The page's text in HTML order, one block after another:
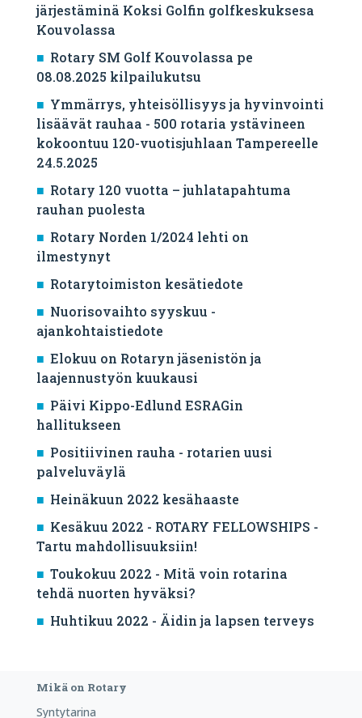
järjestäminä Koksi Golfin golfkeskuksesa
Kouvolassa
Rotary SM Golf Kouvolassa pe
08.08.2025 kilpailukutsu
Ymmärrys, yhteisöllisyys ja hyvinvointi
lisäävät rauhaa - 500 rotaria ystävineen
kokoontuu 120-vuotisjuhlaan Tampereelle
24.5.2025
Rotary 120 vuotta – juhlatapahtuma
rauhan puolesta
Rotary Norden 1/2024 lehti on
ilmestynyt
Rotarytoimiston kesätiedote
Nuorisovaihto syyskuu -
ajankohtaistiedote
Elokuu on Rotaryn jäsenistön ja
laajennustyön kuukausi
Päivi Kippo-Edlund ESRAGin
hallitukseen
Positiivinen rauha - rotarien uusi
palveluväylä
Heinäkuun 2022 kesähaaste
Kesäkuu 2022 - ROTARY FELLOWSHIPS -
Tartu mahdollisuuksiin!
Toukokuu 2022 - Mitä voin rotarina
tehdä nuorten hyväksi?
Huhtikuu 2022 - Äidin ja lapsen terveys
Mikä on Rotary
Syntytarina